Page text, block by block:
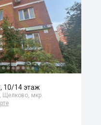
10/14 этаж
Щелково, мкр.